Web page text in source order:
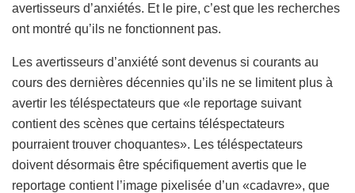
avertisseurs d’anxiétés. Et le pire, c’est que les recherches
ont montré qu’ils ne fonctionnent pas.
Les avertisseurs d’anxiété sont devenus si courants au
cours des dernières décennies qu’ils ne se limitent plus à
avertir les téléspectateurs que «le reportage suivant
contient des scènes que certains téléspectateurs
pourraient trouver choquantes». Les téléspectateurs
doivent désormais être spécifiquement avertis que le
reportage contient l’image pixelisée d’un «cadavre», que